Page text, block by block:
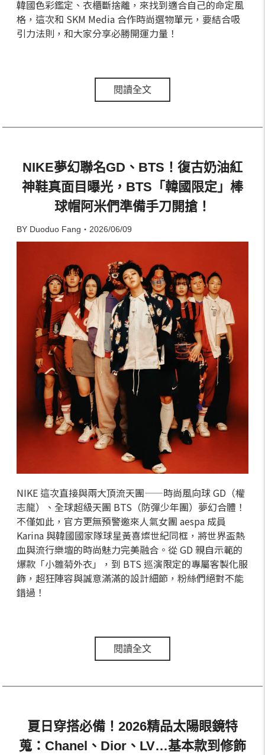
韓國色彩鑑定、衣櫃斷捨離，來找到適合自己的命定風
格，這次和 SKM Media 合作時尚選物單元，要結合吸
引力法則，和大家分享必勝開運力量！
閱讀全文
NIKE夢幻聯名GD、BTS！復古奶油紅
神鞋真面目曝光，BTS「韓國限定」棒
球帽阿米們準備手刀開搶！
BY Duoduo Fang・2026/06/09
NIKE 這次直接與兩大頂流天團——時尚風向球 GD（權
志龍）、全球超級天團 BTS（防彈少年團）夢幻合體！
不僅如此，官方更無預警邀來人氣女團 aespa 成員
Karina 與韓國國家隊球星黃喜燦世紀同框，將世界盃熱
血與流行樂壇的時尚魅力完美融合。從 GD 親自示範的
爆款「小雛菊外衣」，到 BTS 巡演限定的專屬客製化服
飾，超狂陣容與誠意滿滿的設計細節，粉絲們絕對不能
錯過！
閱讀全文
夏日穿搭必備！2026精品太陽眼鏡特
蒐：Chanel、Dior、LV…基本款到修飾